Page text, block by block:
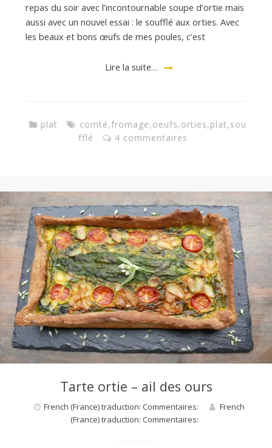
repas du soir avec l’incontournable soupe d’ortie mais
aussi avec un nouvel essai : le soufflé aux orties. Avec
les beaux et bons œufs de mes poules, c’est
Lire la suite…
plat comté,fromage,oeufs,orties,plat,sou
fflé
4 commentaires
Tarte ortie – ail des ours
French (France) traduction: Commentaires:
French
(France) traduction: Commentaires: